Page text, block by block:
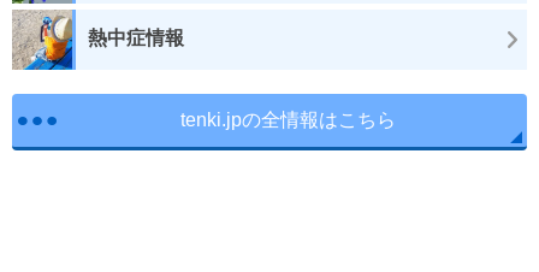
熱中症情報
tenki.jpの全情報はこちら